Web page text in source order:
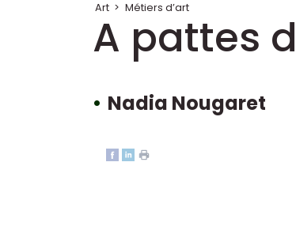
Art > Métiers d’art
A pattes
Nadia Nougaret